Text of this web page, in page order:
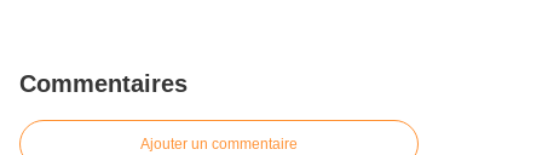
Commentaires
Ajouter un commentaire